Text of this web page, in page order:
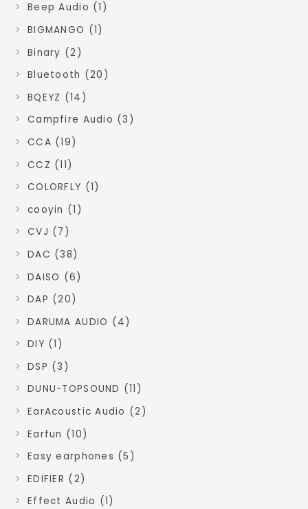
Beep Audio (1)
BIGMANGO (1)
Binary (2)
Bluetooth (20)
BQEYZ (14)
Campfire Audio (3)
CCA (19)
CCZ (11)
COLORFLY (1)
cooyin (1)
CVJ (7)
DAC (38)
DAISO (6)
DAP (20)
DARUMA AUDIO (4)
DIY (1)
DSP (3)
DUNU-TOPSOUND (11)
EarAcoustic Audio (2)
Earfun (10)
Easy earphones (5)
EDIFIER (2)
Effect Audio (1)